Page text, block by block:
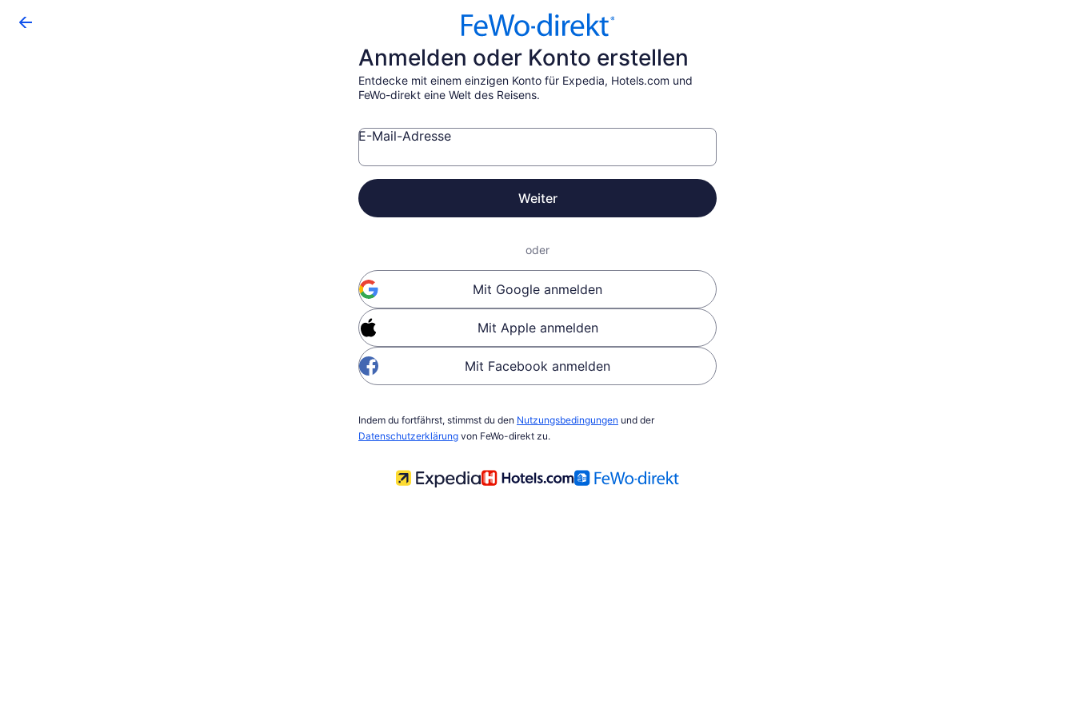
Anmelden oder Konto erstellen
Entdecke mit einem einzigen Konto für Expedia, Hotels.com und
FeWo-direkt eine Welt des Reisens.
E-Mail-Adresse
Weiter
oder
Mit Google anmelden
Mit Apple anmelden
Mit Facebook anmelden
Indem du fortfährst, stimmst du den Nutzungsbedingungen und der
Datenschutzerklärung von FeWo-direkt zu.